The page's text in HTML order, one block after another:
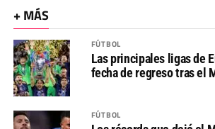
+ MÁS
FÚTBOL
Las principales ligas de
fecha de regreso tras el
FÚTBOL